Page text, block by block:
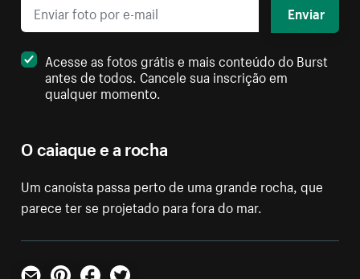
O caiaque e a rocha
Um canoísta passa perto de uma grande rocha, que
parece ter se projetado para fora do mar.
Enviar
Acesse as fotos grátis e mais conteúdo do Burst
antes de todos. Cancele sua inscrição em
qualquer momento.